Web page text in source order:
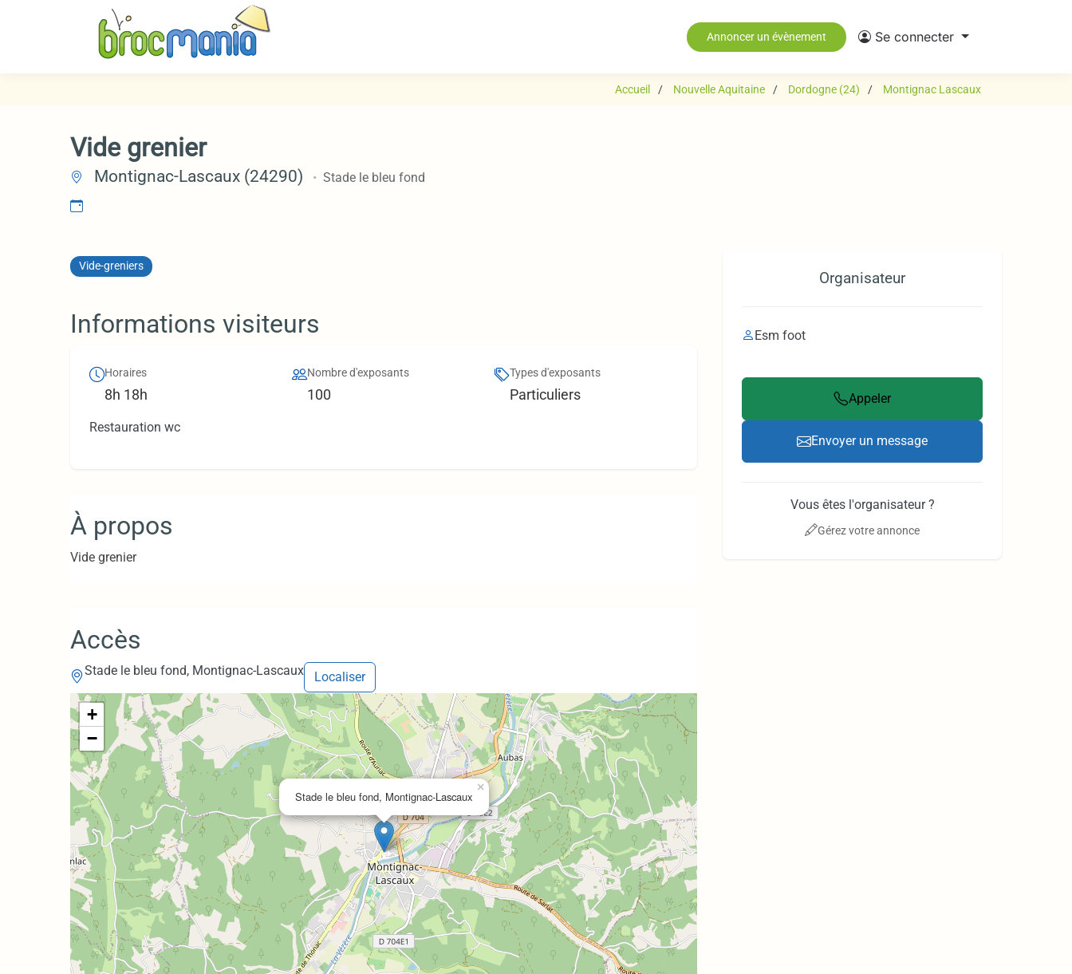
Annoncer un évènement Se connecter
Accueil Nouvelle Aquitaine Dordogne (24) Montignac Lascaux
Vide grenier
Montignac-Lascaux (24290) Stade le bleu fond
Vide-greniers
Informations visiteurs
Horaires
8h 18h
Nombre d'exposants
100
Types d'exposants
Particuliers
Restauration wc
À propos
Vide grenier
Accès
Stade le bleu fond, Montignac-Lascaux Localiser
Stade le bleu fond, Montignac-Lascaux
×
+
−
Organisateur
Esm foot
Appeler
Envoyer un message
Vous êtes l'organisateur ?
Gérez votre annonce